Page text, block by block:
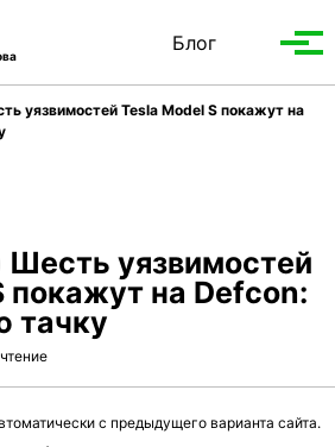
Блог
Toggle
уязвимостей Tesla Model S покажут на
Шесть уязвимостей
покажут на Defcon:
тачку
с предыдущего варианта сайта.